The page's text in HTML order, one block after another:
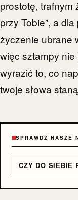
prostotę, trafnym
przy Tobie”, a
życzenie ubrane
więc sztampy
wyrazić to, co
twoje słowa
SPRAWDŹ NASZE
CZY DO SIEBIE